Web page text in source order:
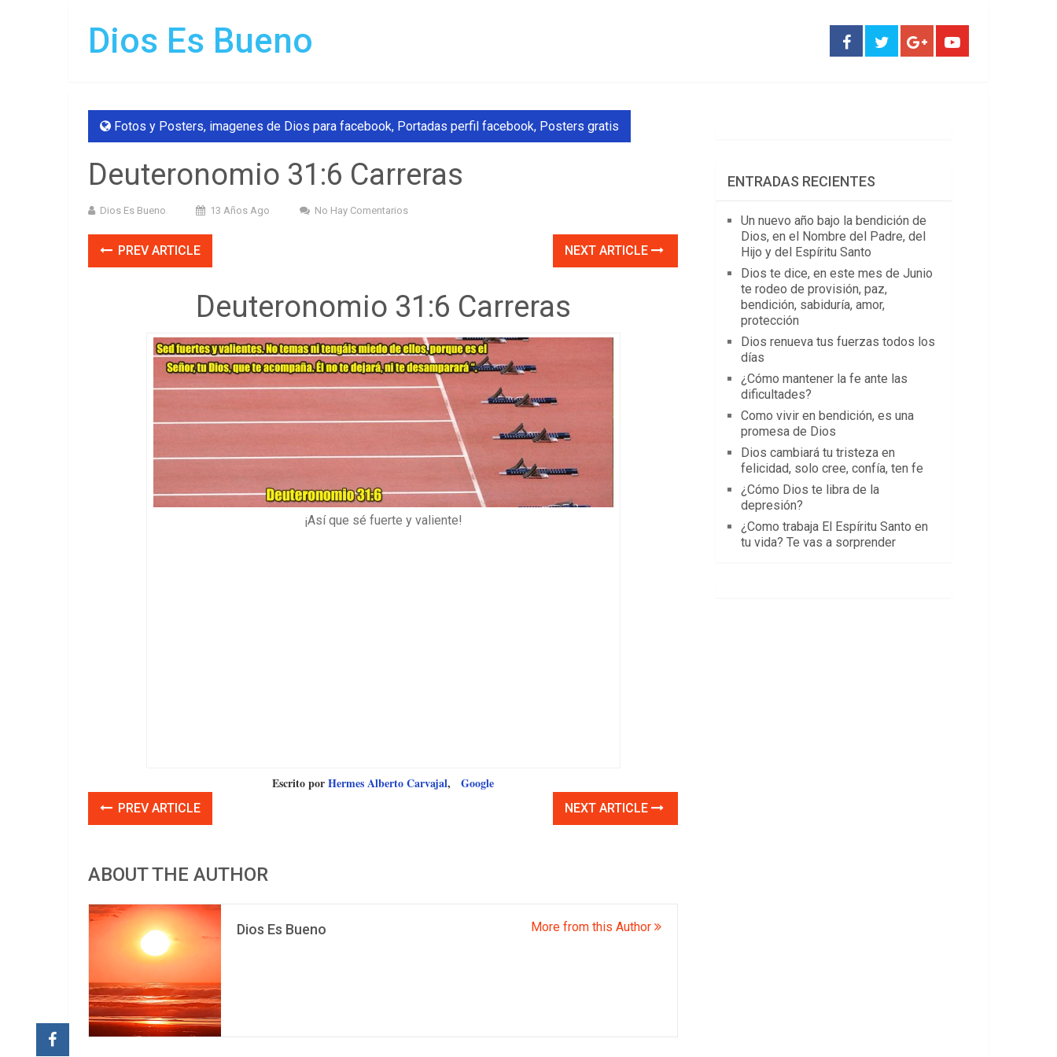
Dios Es Bueno
Fotos y Posters, imagenes de Dios para facebook, Portadas perfil facebook, Posters gratis
Deuteronomio 31:6 Carreras
Dios Es Bueno 13 Años Ago No Hay Comentarios
PREV ARTICLE NEXT ARTICLE
Deuteronomio 31:6 Carreras
¡Así que sé fuerte y valiente!
Escrito porHermes Alberto Carvajal,Google
PREV ARTICLE NEXT ARTICLE
ABOUT THE AUTHOR
Dios Es Bueno More from this Author
ENTRADAS RECIENTES
Un nuevo año bajo la bendición de
Dios, en el Nombre del Padre, del
Hijo y del Espíritu Santo
Dios te dice, en este mes de Junio
te rodeo de provisión, paz,
bendición, sabiduría, amor,
protección
Dios renueva tus fuerzas todos los
días
¿Cómo mantener la fe ante las
dificultades?
Como vivir en bendición, es una
promesa de Dios
Dios cambiará tu tristeza en
felicidad, solo cree, confía, ten fe
¿Cómo Dios te libra de la
depresión?
¿Como trabaja El Espíritu Santo en
tu vida? Te vas a sorprender